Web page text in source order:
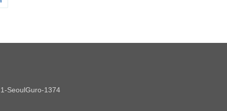
SeoulGuro-1374